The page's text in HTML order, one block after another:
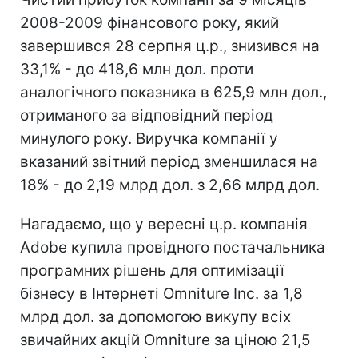
2008-2009 фінансового року, який
завершився 28 серпня ц.р., знизився на
33,1% - до 418,6 млн дол. проти
аналогічного показника в 625,9 млн дол.,
отриманого за відповідний період
минулого року. Виручка компанії у
вказаний звітний період зменшилася на
18% - до 2,19 млрд дол. з 2,66 млрд дол.
Нагадаємо, що у вересні ц.р. компанія
Adobe купила провідного постачальника
програмних рішень для оптимізації
бізнесу в Інтернеті Omniture Inc. за 1,8
млрд дол. за допомогою викупу всіх
звичайних акцій Omniture за ціною 21,5